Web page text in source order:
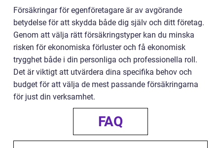
Försäkringar för egenföretagare är av avgörande
betydelse för att skydda både dig själv och ditt företag.
Genom att välja rätt försäkringstyper kan du minska
risken för ekonomiska förluster och få ekonomisk
trygghet både i din personliga och professionella roll.
Det är viktigt att utvärdera dina specifika behov och
budget för att välja de mest passande försäkringarna
för just din verksamhet.
FAQ